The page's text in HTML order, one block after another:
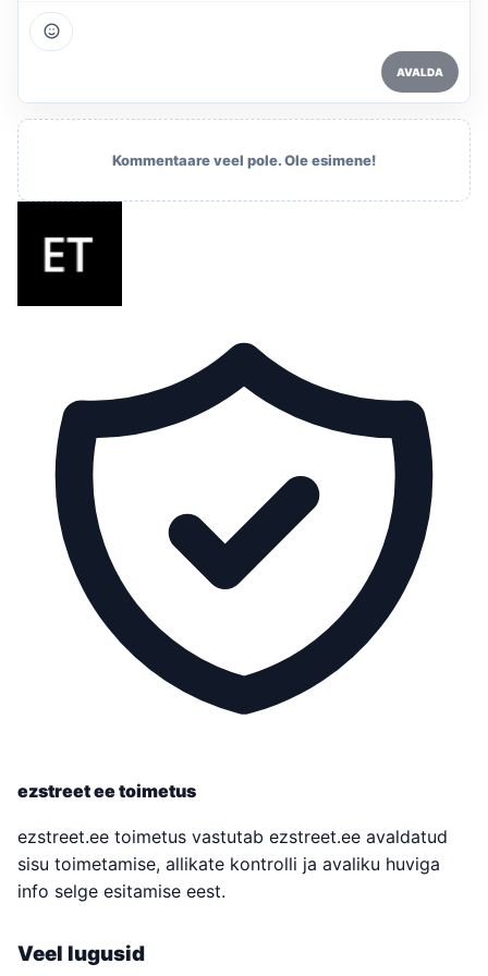
AVALDA
Kommentaare veel pole. Ole esimene!
ezstreet ee toimetus
ezstreet.ee toimetus vastutab ezstreet.ee avaldatud
sisu toimetamise, allikate kontrolli ja avaliku huviga
info selge esitamise eest.
Veel lugusid